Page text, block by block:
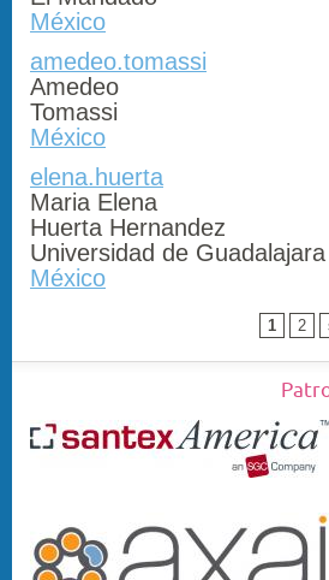
México
amedeo.tomassi
Amedeo
Tomassi
México
elena.huerta
Maria Elena
Huerta Hernandez
Universidad de Guadalajara
México
1 2